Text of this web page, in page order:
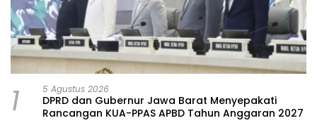
1 5 Agustus 2026
DPRD dan Gubernur Jawa Barat Menyepakati
Rancangan KUA-PPAS APBD Tahun Anggaran 2027